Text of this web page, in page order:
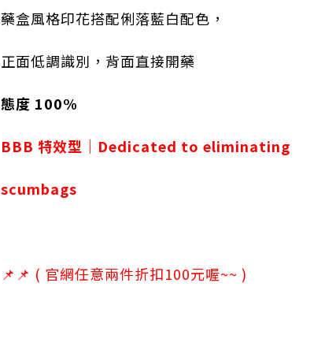
藥盒風格印花搭配俐落藍白配色，
正面低調識別，背面直接開藥
態度 100%
BBB 特效型｜Dedicated to eliminating
scumbags
📌 📌 ( 官網任意兩件折扣100元喔~~ )